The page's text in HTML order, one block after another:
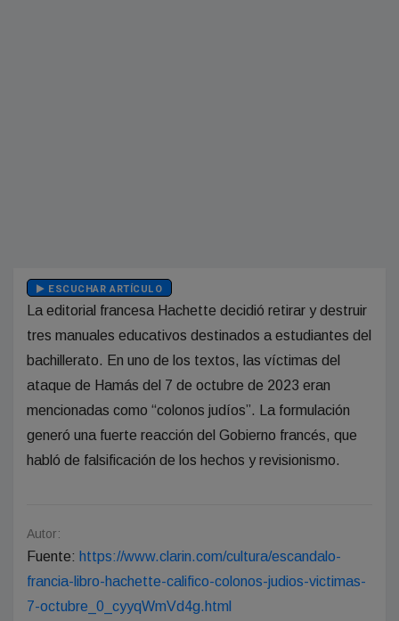
ESCUCHAR ARTÍCULO
La editorial francesa Hachette decidió retirar y destruir
tres manuales educativos destinados a estudiantes del
bachillerato. En uno de los textos, las víctimas del
ataque de Hamás del 7 de octubre de 2023 eran
mencionadas como “colonos judíos”. La formulación
generó una fuerte reacción del Gobierno francés, que
habló de falsificación de los hechos y revisionismo.
Autor:
Fuente: https://www.clarin.com/cultura/escandalo-
francia-libro-hachette-califico-colonos-judios-victimas-
7-octubre_0_cyyqWmVd4g.html